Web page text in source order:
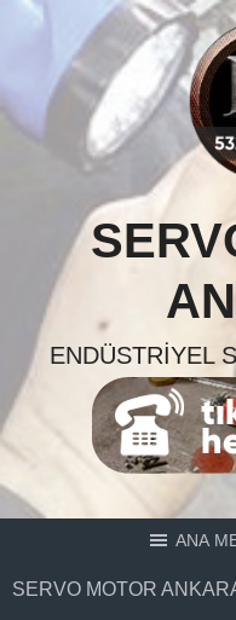
Skip
content
ENDÜSTRIYEL
ANA
SERVO MOTOR